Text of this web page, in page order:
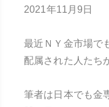
2021年11月9日
最近ＮＹ金市場で
配属された人たち
筆者は日本でも金